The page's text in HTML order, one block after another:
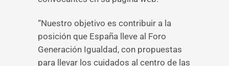
“Nuestro objetivo es contribuir a la
posición que España lleve al Foro
Generación Igualdad, con propuestas
para llevar los cuidados al centro de las